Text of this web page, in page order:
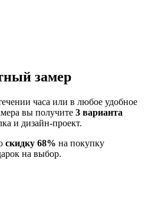
замер
часа или в любое удобное
вы получите 3 варианта
и дизайн-проект.
скидку 68% на покупку
на выбор.